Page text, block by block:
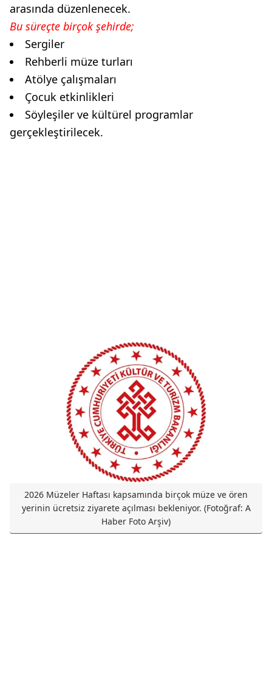
arasında düzenlenecek.
Bu süreçte birçok şehirde;
Sergiler
Rehberli müze turları
Atölye çalışmaları
Çocuk etkinlikleri
Söyleşiler ve kültürel programlar
gerçekleştirilecek.
2026 Müzeler Haftası kapsamında birçok müze ve ören
yerinin ücretsiz ziyarete açılması bekleniyor. (Fotoğraf: A
Haber Foto Arşiv)